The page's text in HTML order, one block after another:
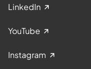
LinkedIn
YouTube
Instagram